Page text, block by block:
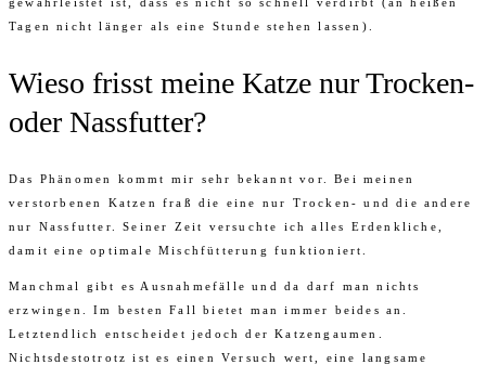
Tagen nicht länger als eine Stunde stehen lassen).
Wieso frisst meine Katze nur Trocken-
oder Nassfutter?
Das Phänomen kommt mir sehr bekannt vor. Bei meinen
verstorbenen Katzen fraß die eine nur Trocken- und die andere
nur Nassfutter. Seiner Zeit versuchte ich alles Erdenkliche,
damit eine optimale Mischfütterung funktioniert.
Manchmal gibt es Ausnahmefälle und da darf man nichts
erzwingen. Im besten Fall bietet man immer beides an.
Letztendlich entscheidet jedoch der Katzengaumen.
Nichtsdestotrotz ist es einen Versuch wert, eine langsame